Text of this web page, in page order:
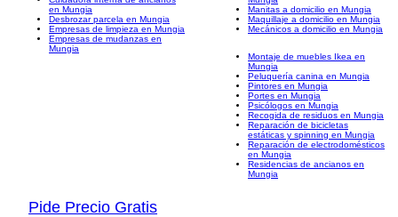
en Mungia
Desbrozar parcela en Mungia
Empresas de limpieza en Mungia
Empresas de mudanzas en
Mungia
Manitas a domicilio en Mungia
Maquillaje a domicilio en Mungia
Mecánicos a domicilio en Mungia
Montaje de muebles Ikea en
Mungia
Peluquería canina en Mungia
Pintores en Mungia
Portes en Mungia
Psicólogos en Mungia
Recogida de residuos en Mungia
Reparación de bicicletas
estáticas y spinning en Mungia
Reparación de electrodomésticos
en Mungia
Residencias de ancianos en
Mungia
Pide Precio Gratis